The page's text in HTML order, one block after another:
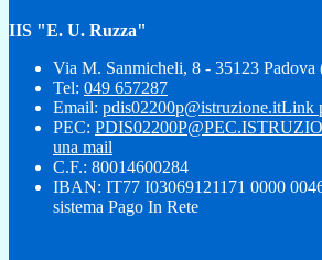
IIS "E. U. Ruzza"
Via M. Sanmicheli, 8 - 35123 Padova
Tel: 049 657287
Email: pdis02200p@istruzione.itLink
PEC:
una mail
C.F.: 80014600284
IBAN: IT77 I03069121171 0000
sistema Pago In Rete